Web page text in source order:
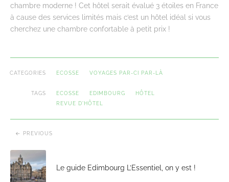
chambre moderne ! Cet hôtel serait évalué 3 étoiles en France
à cause des services limités mais c’est un hôtel idéal si vous
cherchez une chambre confortable à petit prix !
CATEGORIES ECOSSE VOYAGES PAR-CI PAR-LÀ
TAGS ECOSSE EDIMBOURG
HÔTEL
REVUE D'HÔTEL
PREVIOUS
Le guide Edimbourg L’Essentiel, on y est !